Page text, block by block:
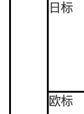
日标
欧标